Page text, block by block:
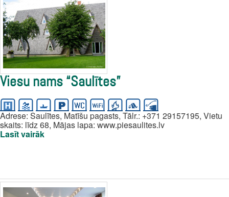
Viesu nams “Saulītes”
Adrese: Saulītes, Matīšu pagasts, Tālr.: +371 29157195, Vietu
skaits: līdz 68, Mājas lapa: www.piesaulites.lv
Lasīt vairāk